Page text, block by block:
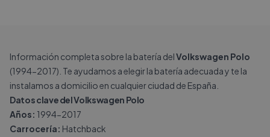
Información completa sobre la batería delVolkswagen Polo
(1994-2017). Te ayudamos a elegir la batería adecuada y te la
instalamos a domicilio en cualquier ciudad de España.
Datos clave del Volkswagen Polo
Años: 1994-2017
Carrocería: Hatchback